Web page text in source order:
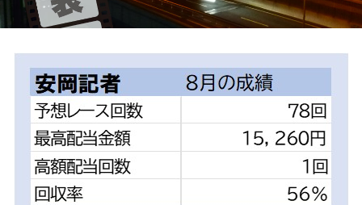
運営会社概要
ご意見をお聞かせください
お問い合わせ
支払い方法、ポイント利用規約
車券は20歳になってから・のめり込む不安のある方のご相